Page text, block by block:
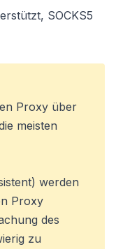
SOCKS5
Proxy über
meisten
werden
Proxy
des
zu